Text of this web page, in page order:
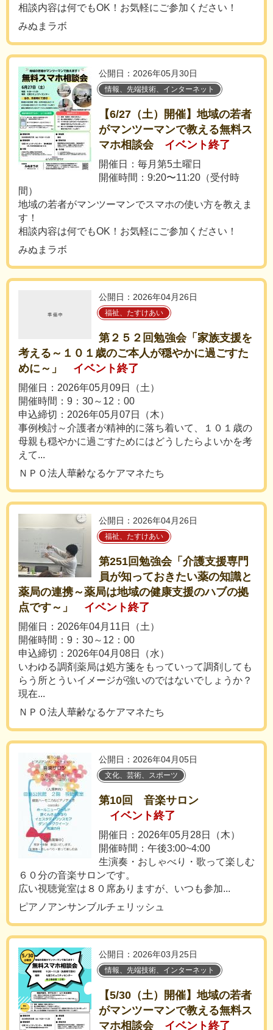
相談内容は何でもOK！お気軽にご参加ください！
みぬまラボ
公開日：2026年05月30日
情報、先端技術、インターネット
【6/27（土）開催】地域の若者
がマンツーマンで教える無料ス
マホ相談会
イベント終了
開催日：毎月第5土曜日
開催時間：9:20〜11:20（受付時
間）
地域の若者がマンツーマンでスマホの使い方を教えま
す！
相談内容は何でもOK！お気軽にご参加ください！
みぬまラボ
公開日：2026年04月26日
福祉、たすけあい
第２５２回勉強会「家族支援を
考える～１０１歳のご本人が穏やかに過ごすた
めに～」
イベント終了
開催日：2026年05月09日（土）
開催時間：9：30～12：00
申込締切：2026年05月07日（木）
事例検討～介護者が精神的に落ち着いて、１０１歳の
母親も穏やかに過ごすためにはどうしたらよいかを考
えて...
ＮＰＯ法人華齢なるケアマネたち
公開日：2026年04月26日
福祉、たすけあい
第251回勉強会「介護支援専門
員が知っておきたい薬の知識と
薬局の連携～薬局は地域の健康支援のハブの拠
点です～」
イベント終了
開催日：2026年04月11日（土）
開催時間：9：30～12：00
申込締切：2026年04月08日（水）
いわゆる調剤薬局は処方箋をもっていって調剤しても
らう所とういイメージが強いのではないでしょうか？
現在...
ＮＰＯ法人華齢なるケアマネたち
公開日：2026年04月05日
文化、芸術、スポーツ
第10回 音楽サロン
イベント終了
開催日：2026年05月28日（木）
開催時間：午後3:00~4:00
生演奏・おしゃべり・歌って楽しむ
６０分の音楽サロンです。
広い視聴覚室は８０席ありますが、いつも参加...
ピアノアンサンブルチェリッシュ
公開日：2026年03月25日
情報、先端技術、インターネット
【5/30（土）開催】地域の若者
がマンツーマンで教える無料ス
マホ相談会
イベント終了